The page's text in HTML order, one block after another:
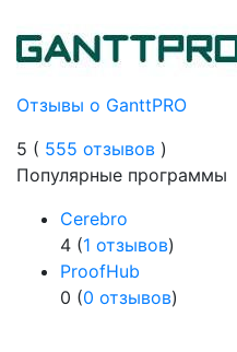
Отзывы о GanttPRO
5 ( 555 отзывов )
Популярные программы
Cerebro
4 (1 отзывов)
ProofHub
0 (0 отзывов)